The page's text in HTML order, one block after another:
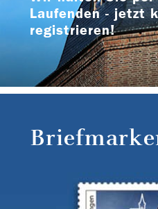
Laufenden - jetzt
registrieren!